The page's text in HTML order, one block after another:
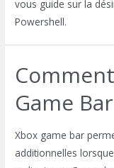
vous guide sur la
Powershell.
Game
Xbox game bar
additionnelles